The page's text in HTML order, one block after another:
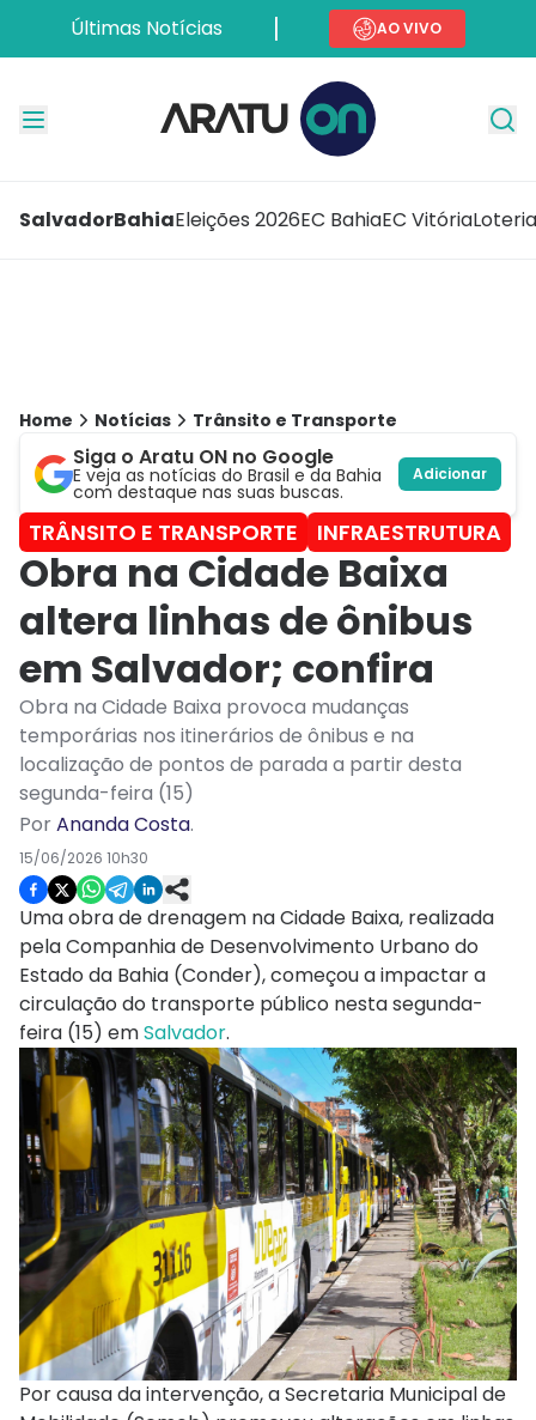
Últimas Notícias AO VIVO
SalvadorBahiaEleições 2026EC BahiaEC Vitória
Home Notícias Trânsito e Transporte
Siga o Aratu ON no Google
E veja as notícias do Brasil e da Bahia
com destaque nas suas buscas.
Adicionar
TRÂNSITO E TRANSPORTE INFRAESTRUTURA
Obra na Cidade Baixa
altera linhas de ônibus
em Salvador; confira
Obra na Cidade Baixa provoca mudanças
temporárias nos itinerários de ônibus e na
localização de pontos de parada a partir desta
segunda-feira (15)
PorAnanda Costa.
15/06/2026 10h30
Uma obra de drenagem na Cidade Baixa, realizada
pela Companhia de Desenvolvimento Urbano do
Estado da Bahia (Conder), começou a impactar a
circulação do transporte público nesta segunda-
feira (15) emSalvador.
Por causa da intervenção, a Secretaria Municipal de